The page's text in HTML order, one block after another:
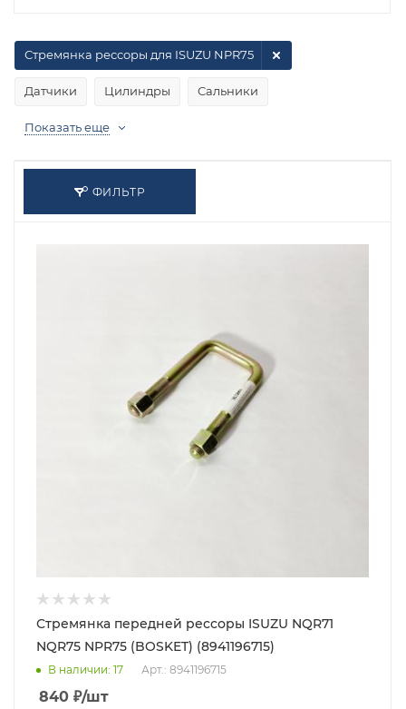
Датчики Цилиндры Сальники
Стремянка рессоры для ISUZU NPR75
Показать еще
ФИЛЬТР
Стремянка передней рессоры ISUZU NQR71
NQR75 NPR75 (BOSKET) (8941196715)
В наличии: 17 Арт.: 8941196715
840 ₽/шт